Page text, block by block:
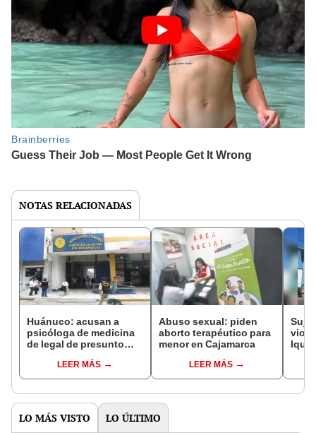
NOTAS RELACIONADAS
Huánuco: acusan a
psicóloga de medicina
de legal de presunto
asesinatoLEER MÁS
Abuso sexual: piden
aborto terapéutico para
menor en Cajamarca
LEER MÁS
LO MÁS VISTO LO ÚLTIMO